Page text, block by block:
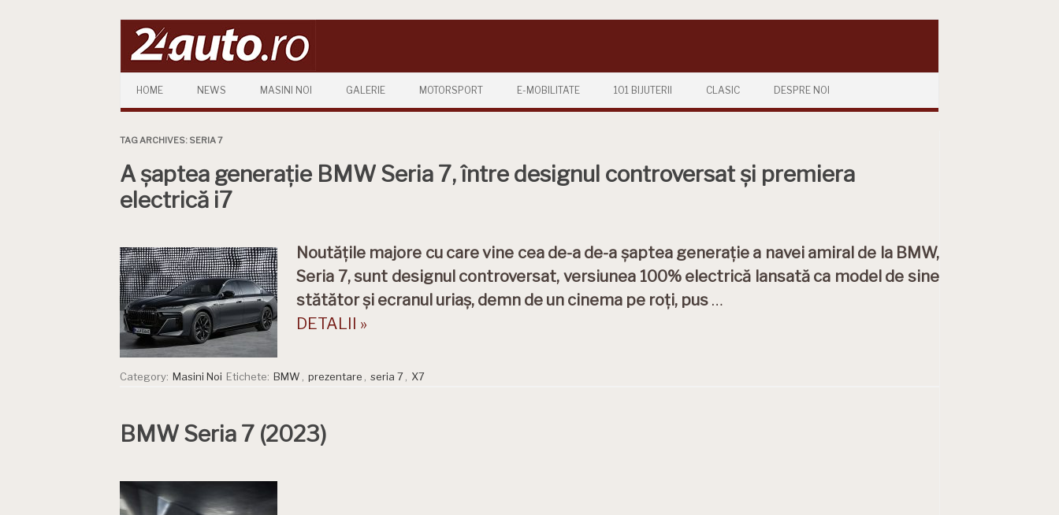
HOME NEWS MASINI NOI GALERIE MOTORSPORT E-MOBILITATE 101 BIJUTERII CLASIC DESPRE NOI
TAG ARCHIVES: SERIA 7
A șaptea generație BMW Seria 7, între designul controversat și premiera
electrică i7
Noutățile majore cu care vine cea de-a de-a șaptea generație a navei amiral de la BMW,
Seria 7, sunt designul controversat, versiunea 100% electrică lansată ca model de sine
stătător și ecranul uriaș, demn de un cinema pe roți, pus …
DETALII »
Category: Masini Noi Etichete: BMW prezentare seria 7 X7
BMW Seria 7 (2023)